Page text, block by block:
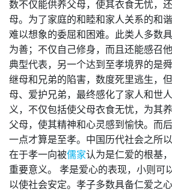
数不仅能供养父母，使其衣食无忧，
母。为了家庭的和睦和家人关系的和
难以想象的委屈和困难。此类人多数
为善；不仅自己修身，而且还能感召
典型代表，另一个达到至孝境界的是
继母和兄弟的陷害，数度死里逃生，
母、爱护兄弟，最终感化了家人和世
义，不仅包括使父母衣食无忧，为其
父母，使其精神和心灵感到愉快。而
一点才算是至孝。中国历代社会之所
在于孝一向被儒家认为是仁爱的根基
重要意义。 孝是爱心的表现，小则可
以使社会安定。孝子多数具备仁爱之